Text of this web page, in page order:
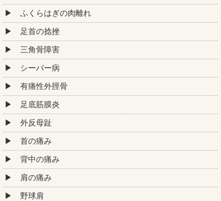
ふくらはぎの肉離れ
足首の捻挫
三角骨障害
シーバー病
有痛性外脛骨
足底筋膜炎
外反母趾
首の痛み
背中の痛み
肩の痛み
野球肩